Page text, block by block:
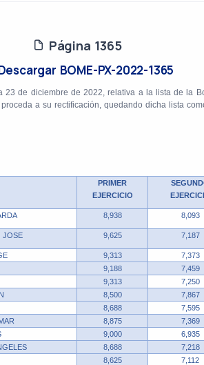
Página 1365
BOME-PX-2022-1365
de diciembre de 2022, relativa a la lista de la
a su rectificación, quedando dicha lista
PRIMER
EJERCICIO
8,938 8,093
JOSE 9,625 7,187
9,313 7,373
9,188 7,459
9,313 7,250
8,500 7,867
8,688 7,595
8,875 7,369
9,000 6,935
8,688 7,218
8,625 7,112